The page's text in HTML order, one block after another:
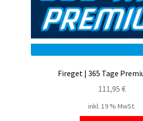
Fireget | 365 Tage
111,95 €
inkl. 19 % MwSt.